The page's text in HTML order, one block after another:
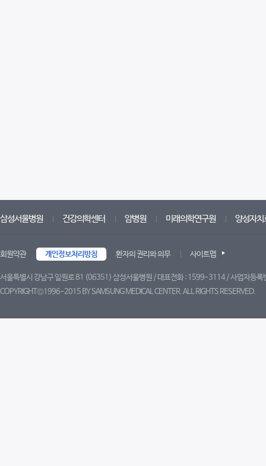
삼성서울병원 건강의학센터 암병원 미래의학연구원 양성자치
회원약관 개인정보처리방침 환자의 권리와 의무 사이트맵
서울특별시 강남구 일원로 81 (06351) 삼성서울병원 / 대표전화 : 1599-3114 / 사업자등
COPYRIGHT©1996-2015 BY SAMSUNG MEDICAL CENTER. ALL RIGHTS RESERVED.